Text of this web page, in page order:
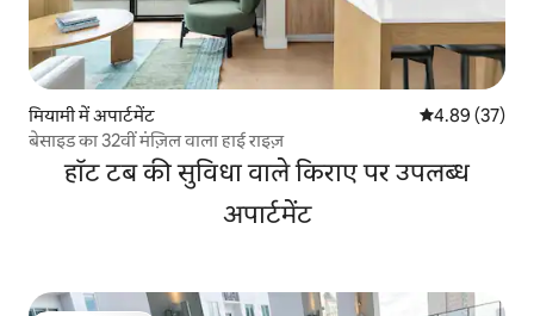
मियामी में अपार्टमेंट औसत रेटिंग 5 में
4.89 (37)
बेसाइड का 32वीं मंज़िल वाला हाई राइज़
हॉट टब की सुविधा वाले किराए पर उपलब्ध
अपार्टमेंट